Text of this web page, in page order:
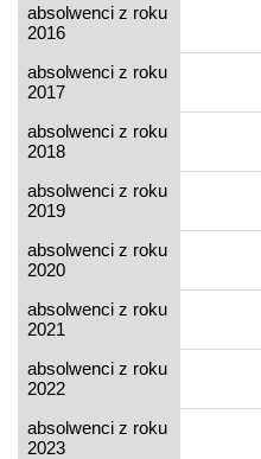
absolwenci z roku
2016
absolwenci z roku
2017
absolwenci z roku
2018
absolwenci z roku
2019
absolwenci z roku
2020
absolwenci z roku
2021
absolwenci z roku
2022
absolwenci z roku
2023